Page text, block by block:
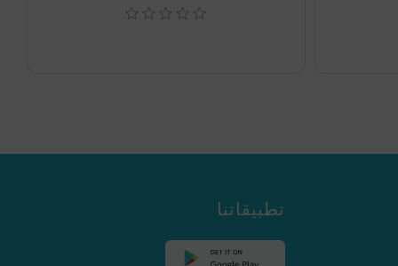
تطبيقاتنا